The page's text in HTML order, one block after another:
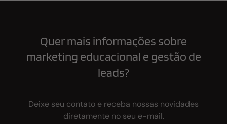
Quer mais informações sobre
marketing educacional e gestão de
leads?
Deixe seu contato e receba nossas novidades
diretamente no seu e-mail.